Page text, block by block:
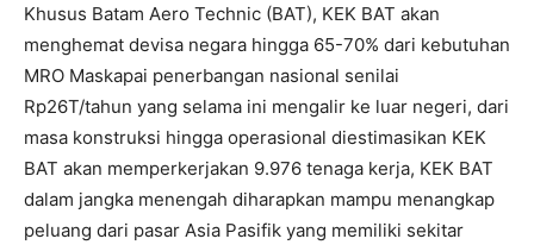
Khusus Batam Aero Technic (BAT), KEK BAT akan
menghemat devisa negara hingga 65-70% dari kebutuhan
MRO Maskapai penerbangan nasional senilai
Rp26T/tahun yang selama ini mengalir ke luar negeri, dari
masa konstruksi hingga operasional diestimasikan KEK
BAT akan memperkerjakan 9.976 tenaga kerja, KEK BAT
dalam jangka menengah diharapkan mampu menangkap
peluang dari pasar Asia Pasifik yang memiliki sekitar